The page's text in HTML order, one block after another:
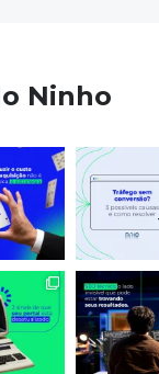
Ninho